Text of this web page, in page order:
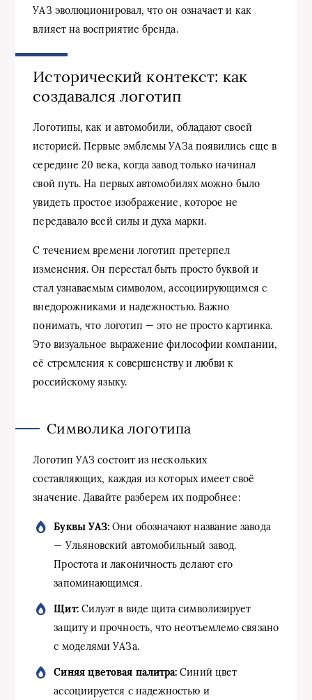
УАЗ эволюционировал, что он означает и как
влияет на восприятие бренда.
Исторический контекст: как
создавался логотип
Логотипы, как и автомобили, обладают своей
историей. Первые эмблемы УАЗа появились еще в
середине 20 века, когда завод только начинал
свой путь. На первых автомобилях можно было
увидеть простое изображение, которое не
передавало всей силы и духа марки.
С течением времени логотип претерпел
изменения. Он перестал быть просто буквой и
стал узнаваемым символом, ассоциирующимся с
внедорожниками и надежностью. Важно
понимать, что логотип — это не просто картинка.
Это визуальное выражение философии компании,
её стремления к совершенству и любви к
российскому языку.
Символика логотипа
Логотип УАЗ состоит из нескольких
составляющих, каждая из которых имеет своё
значение. Давайте разберем их подробнее:
Буквы УАЗ: Они обозначают название завода
— Ульяновский автомобильный завод.
Простота и лаконичность делают его
запоминающимся.
Щит:Силуэт в виде щита символизирует
защиту и прочность, что неотъемлемо связано
с моделями УАЗа.
Синяя цветовая палитра: Синий цвет
ассоциируется с надежностью и